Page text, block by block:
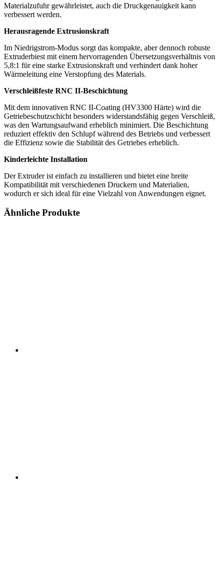
Materialzufuhr gewährleistet, auch die Druckgenauigkeit kann
verbessert werden.
Herausragende Extrusionskraft
Im Niedrigstrom-Modus sorgt das kompakte, aber dennoch robuste
Extruderbiest mit einem hervorragenden Übersetzungsverhältnis von
5,8:1 für eine starke Extrusionskraft und verhindert dank hoher
Wärmeleitung eine Verstopfung des Materials.
Verschleißfeste RNC II-Beschichtung
Mit dem innovativen RNC II-Coating (HV3300 Härte) wird die
Getriebeschutzschicht besonders widerstandsfähig gegen Verschleiß,
was den Wartungsaufwand erheblich minimiert. Die Beschichtung
reduziert effektiv den Schlupf während des Betriebs und verbessert
die Effizienz sowie die Stabilität des Getriebes erheblich.
Kinderleichte Installation
Der Extruder ist einfach zu installieren und bietet eine breite
Kompatibilität mit verschiedenen Druckern und Materialien,
wodurch er sich ideal für eine Vielzahl von Anwendungen eignet.
Ähnliche Produkte